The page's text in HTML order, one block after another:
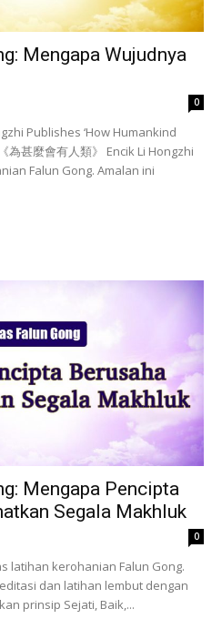
Mengapa Wujudnya
0
Publishes ‘How Humankind
為甚麼會有人類》 Encik Li Hongzhi
Falun Gong. Amalan ini
Mengapa Pencipta
Segala Makhluk
0
latihan kerohanian Falun Gong.
dan latihan lembut dengan
prinsip Sejati, Baik,...